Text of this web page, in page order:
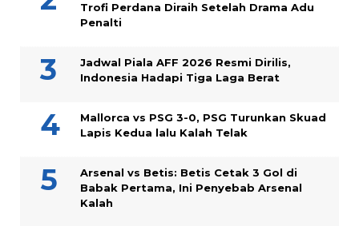
Trofi Perdana Diraih Setelah Drama Adu
Penalti
Jadwal Piala AFF 2026 Resmi Dirilis,
Indonesia Hadapi Tiga Laga Berat
Mallorca vs PSG 3-0, PSG Turunkan Skuad
Lapis Kedua lalu Kalah Telak
Arsenal vs Betis: Betis Cetak 3 Gol di
Babak Pertama, Ini Penyebab Arsenal
Kalah